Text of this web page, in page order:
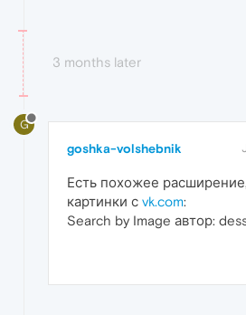
3 months later
G
goshka-volshebnik
Есть похожее
картинки с vk.com:
Search by Image автор: